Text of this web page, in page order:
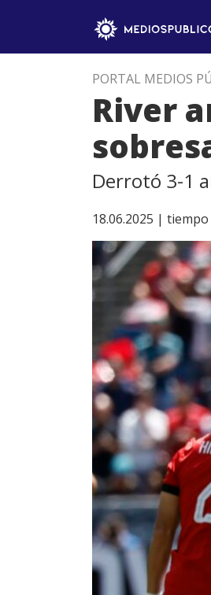
PORTAL MEDIOS
River
Derrotó 3-1
18.06.2025 | tiempo